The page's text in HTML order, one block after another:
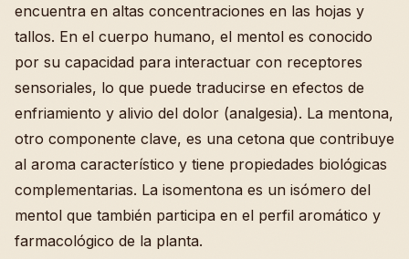
encuentra en altas concentraciones en las hojas y
tallos. En el cuerpo humano, el mentol es conocido
por su capacidad para interactuar con receptores
sensoriales, lo que puede traducirse en efectos de
enfriamiento y alivio del dolor (analgesia). La mentona,
otro componente clave, es una cetona que contribuye
al aroma característico y tiene propiedades biológicas
complementarias. La isomentona es un isómero del
mentol que también participa en el perfil aromático y
farmacológico de la planta.